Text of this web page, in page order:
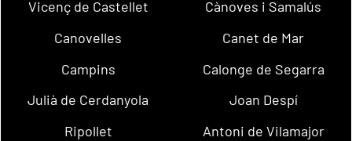
Vicenç de Castellet
Cànoves i Samalús
Canovelles
Canet de Mar
Campins
Calonge de Segarra
Julià de Cerdanyola
Joan Despí
Ripollet
Antoni de Vilamajor